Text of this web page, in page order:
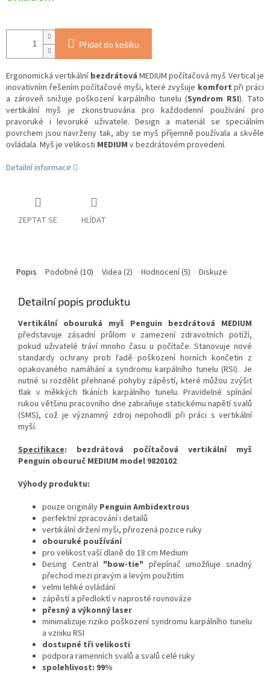
Přidat do košíku
Ergonomická vertikální bezdrátová MEDIUM počítačová myš Vertical je
inovativním řešením počítačové myši, které zvyšuje komfort při práci
a zároveň snižuje poškození karpálního tunelu (Syndrom RSI). Tato
vertikální myš je zkonstruována pro každodenní používání pro
pravoruké i levoruké uživatele. Design a materiál se speciálním
povrchem jsou navrženy tak, aby se myš příjemně používala a skvěle
ovládala. Myš je velikosti MEDIUM v bezdrátovém provedení.
Detailní informace
ZEPTAT SE HLÍDAT
Popis Podobné (10) Videa (2) Hodnocení (5) Diskuze
Detailní popis produktu
Vertikální obouruká myš Penguin bezdrátová MEDIUM
představuje zásadní průlom v zamezení zdravotních potíží,
pokud uživatelé tráví mnoho času u počítače. Stanovuje nové
standardy ochrany proti řadě poškození horních končetin z
opakovaného namáhání a syndromu karpálního tunelu (RSI). Je
nutné si rozdělit přehnané pohyby zápěstí, které můžou zvýšit
tlak v měkkých tkáních karpálního tunelu. Pravidelné spínání
rukou většinu pracovního dne zabraňuje statickému napětí svalů
(SMS), což je významný zdroj nepohodlí při práci s vertikální
myší.
Specifikace: bezdrátová počítačová vertikální myš
Penguin obouruč MEDIUM model 9820102.
Výhody produktu:
pouze originály Penguin Ambidextrous
perfektní zpracování i detailů
vertikální držení myši, přirozená pozice ruky
obouruké používání
pro velikost vaší dlaně do 18 cm Medium
Desing Central "bow-tie" přepínač umožňuje snadný
přechod mezi pravým a levým použitím
velmi lehké ovládání
zápěstí a předloktí v naprosté rovnováze
přesný a výkonný laser
minimalizuje riziko poškození syndromu karpálního tunelu
a vzniku RSI
dostupné tři velikosti
podpora ramenních svalů a svalů celé ruky
spolehlivost: 99%